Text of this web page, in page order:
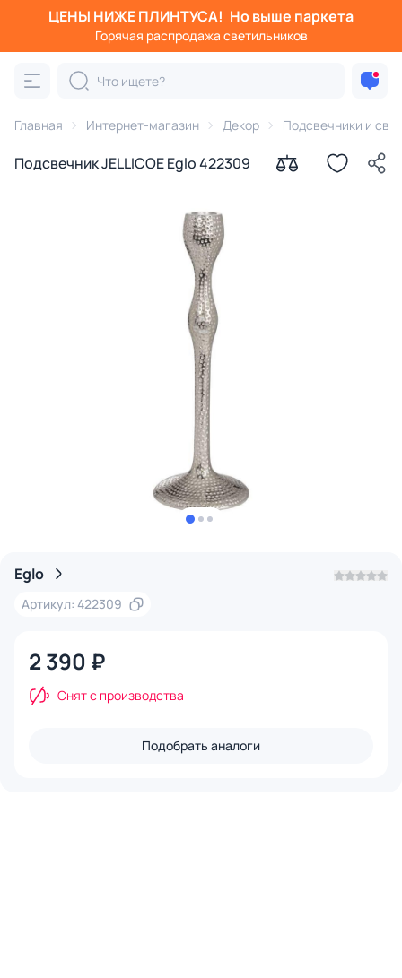
ЦЕНЫ НИЖЕ ПЛИНТУСА! Но выше паркета
Горячая распродажа светильников
Главная Интернет-магазин Декор Подсвечники и
Подсвечник JELLICOE Eglo 422309
Eglo
Артикул: 422309
2 390 ₽
Снят с производства
Подобрать аналоги